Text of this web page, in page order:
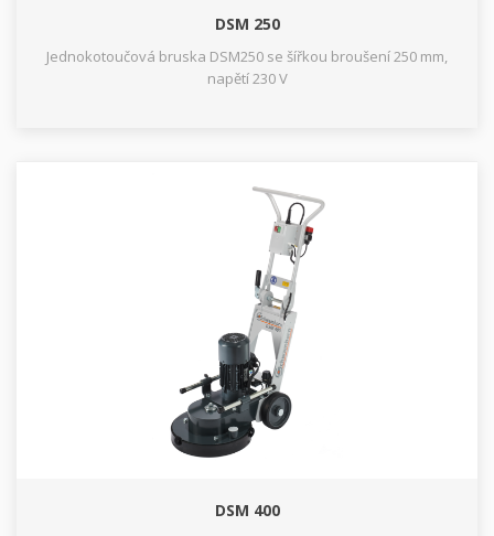
DSM 250
Jednokotoučová bruska DSM250 se šířkou broušení 250 mm,
napětí 230 V
DSM 400